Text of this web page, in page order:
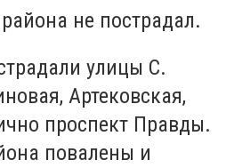
не пострадал.
улицы С.
Артековская,
проспект Правды.
повалены и